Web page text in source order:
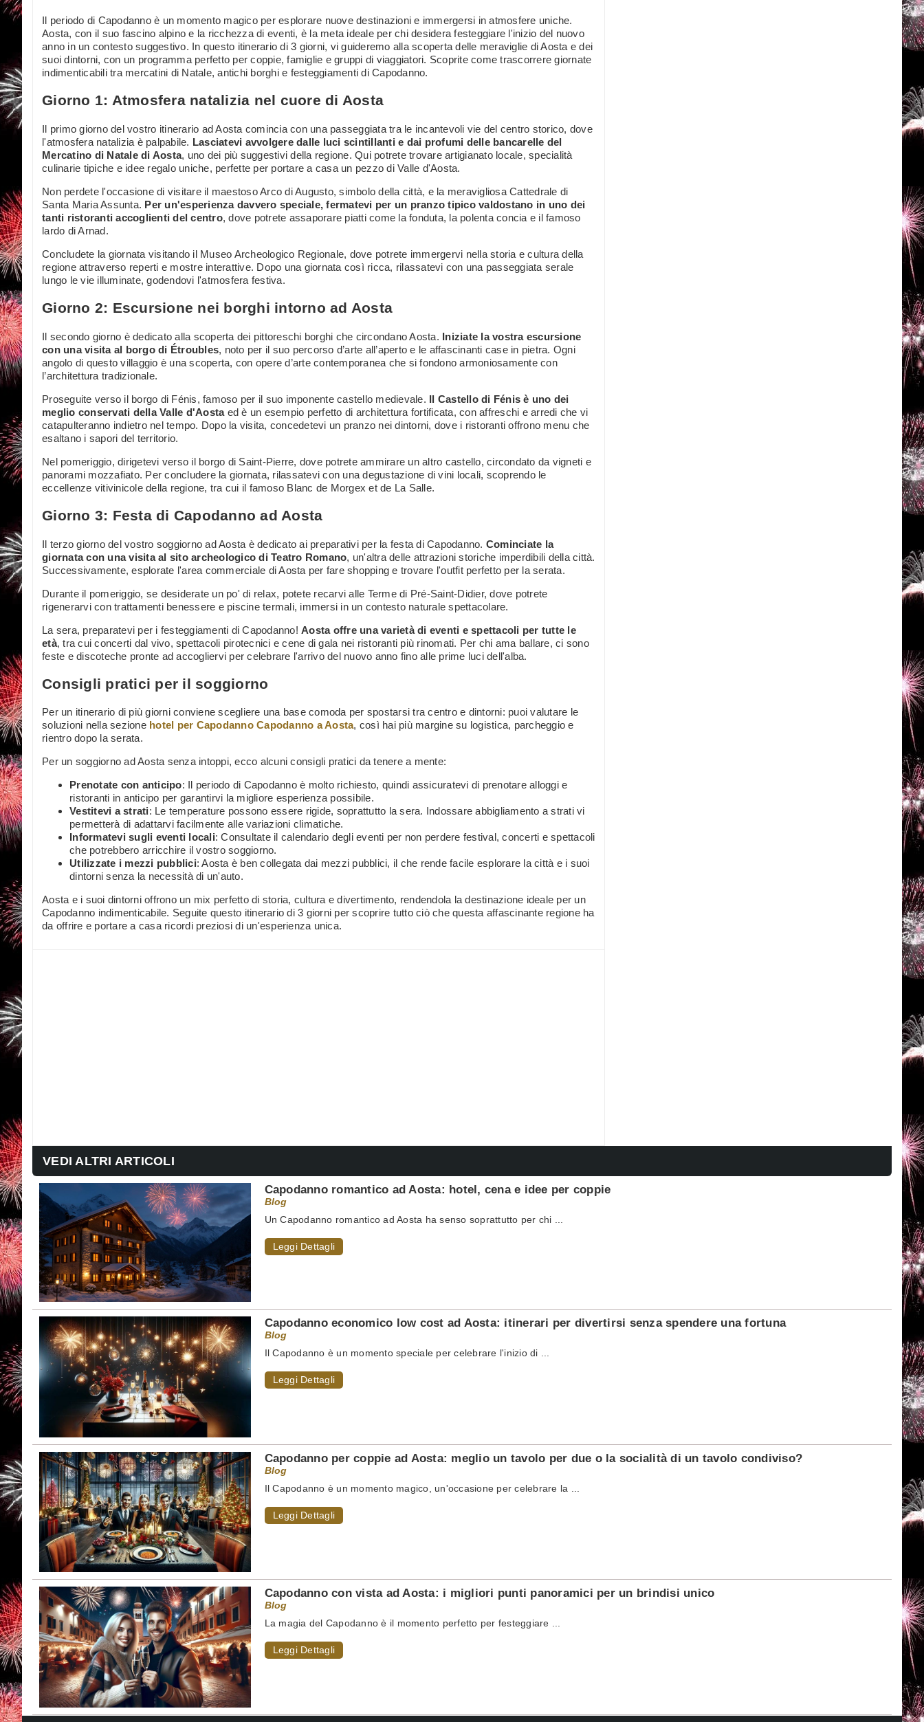
Il periodo di Capodanno è un momento magico per esplorare nuove destinazioni e immergersi in atmosfere uniche.
Aosta, con il suo fascino alpino e la ricchezza di eventi, è la meta ideale per chi desidera festeggiare l'inizio del nuovo
anno in un contesto suggestivo. In questo itinerario di 3 giorni, vi guideremo alla scoperta delle meraviglie di Aosta e dei
suoi dintorni, con un programma perfetto per coppie, famiglie e gruppi di viaggiatori. Scoprite come trascorrere giornate
indimenticabili tra mercatini di Natale, antichi borghi e festeggiamenti di Capodanno.
Giorno 1: Atmosfera natalizia nel cuore di Aosta
Il primo giorno del vostro itinerario ad Aosta comincia con una passeggiata tra le incantevoli vie del centro storico, dove
l'atmosfera natalizia è palpabile. Lasciatevi avvolgere dalle luci scintillanti e dai profumi delle bancarelle del
Mercatino di Natale di Aosta, uno dei più suggestivi della regione. Qui potrete trovare artigianato locale, specialità
culinarie tipiche e idee regalo uniche, perfette per portare a casa un pezzo di Valle d'Aosta.
Non perdete l'occasione di visitare il maestoso Arco di Augusto, simbolo della città, e la meravigliosa Cattedrale di
Santa Maria Assunta. Per un'esperienza davvero speciale, fermatevi per un pranzo tipico valdostano in uno dei
tanti ristoranti accoglienti del centro, dove potrete assaporare piatti come la fonduta, la polenta concia e il famoso
lardo di Arnad.
Concludete la giornata visitando il Museo Archeologico Regionale, dove potrete immergervi nella storia e cultura della
regione attraverso reperti e mostre interattive. Dopo una giornata così ricca, rilassatevi con una passeggiata serale
lungo le vie illuminate, godendovi l'atmosfera festiva.
Giorno 2: Escursione nei borghi intorno ad Aosta
Il secondo giorno è dedicato alla scoperta dei pittoreschi borghi che circondano Aosta. Iniziate la vostra escursione
con una visita al borgo di Étroubles, noto per il suo percorso d’arte all’aperto e le affascinanti case in pietra. Ogni
angolo di questo villaggio è una scoperta, con opere d’arte contemporanea che si fondono armoniosamente con
l’architettura tradizionale.
Proseguite verso il borgo di Fénis, famoso per il suo imponente castello medievale. Il Castello di Fénis è uno dei
meglio conservati della Valle d'Aostaed è un esempio perfetto di architettura fortificata, con affreschi e arredi che vi
catapulteranno indietro nel tempo. Dopo la visita, concedetevi un pranzo nei dintorni, dove i ristoranti offrono menu che
esaltano i sapori del territorio.
Nel pomeriggio, dirigetevi verso il borgo di Saint-Pierre, dove potrete ammirare un altro castello, circondato da vigneti e
panorami mozzafiato. Per concludere la giornata, rilassatevi con una degustazione di vini locali, scoprendo le
eccellenze vitivinicole della regione, tra cui il famoso Blanc de Morgex et de La Salle.
Giorno 3: Festa di Capodanno ad Aosta
Il terzo giorno del vostro soggiorno ad Aosta è dedicato ai preparativi per la festa di Capodanno. Cominciate la
giornata con una visita al sito archeologico di Teatro Romano, un'altra delle attrazioni storiche imperdibili della città.
Successivamente, esplorate l'area commerciale di Aosta per fare shopping e trovare l'outfit perfetto per la serata.
Durante il pomeriggio, se desiderate un po' di relax, potete recarvi alle Terme di Pré-Saint-Didier, dove potrete
rigenerarvi con trattamenti benessere e piscine termali, immersi in un contesto naturale spettacolare.
La sera, preparatevi per i festeggiamenti di Capodanno! Aosta offre una varietà di eventi e spettacoli per tutte le
età, tra cui concerti dal vivo, spettacoli pirotecnici e cene di gala nei ristoranti più rinomati. Per chi ama ballare, ci sono
feste e discoteche pronte ad accogliervi per celebrare l'arrivo del nuovo anno fino alle prime luci dell'alba.
Consigli pratici per il soggiorno
Per un itinerario di più giorni conviene scegliere una base comoda per spostarsi tra centro e dintorni: puoi valutare le
soluzioni nella sezione hotel per Capodanno Capodanno a Aosta, così hai più margine su logistica, parcheggio e
rientro dopo la serata.
Per un soggiorno ad Aosta senza intoppi, ecco alcuni consigli pratici da tenere a mente:
Prenotate con anticipo: Il periodo di Capodanno è molto richiesto, quindi assicuratevi di prenotare alloggi e
ristoranti in anticipo per garantirvi la migliore esperienza possibile.
Vestitevi a strati: Le temperature possono essere rigide, soprattutto la sera. Indossare abbigliamento a strati vi
permetterà di adattarvi facilmente alle variazioni climatiche.
Informatevi sugli eventi locali: Consultate il calendario degli eventi per non perdere festival, concerti e spettacoli
che potrebbero arricchire il vostro soggiorno.
Utilizzate i mezzi pubblici: Aosta è ben collegata dai mezzi pubblici, il che rende facile esplorare la città e i suoi
dintorni senza la necessità di un'auto.
Aosta e i suoi dintorni offrono un mix perfetto di storia, cultura e divertimento, rendendola la destinazione ideale per un
Capodanno indimenticabile. Seguite questo itinerario di 3 giorni per scoprire tutto ciò che questa affascinante regione ha
da offrire e portare a casa ricordi preziosi di un'esperienza unica.
VEDI ALTRI ARTICOLI
Capodanno romantico ad Aosta: hotel, cena e idee per coppie
Blog
Un Capodanno romantico ad Aosta ha senso soprattutto per chi ...
Leggi Dettagli
Capodanno economico low cost ad Aosta: itinerari per divertirsi senza spendere una fortuna
Blog
Il Capodanno è un momento speciale per celebrare l'inizio di ...
Leggi Dettagli
Capodanno per coppie ad Aosta: meglio un tavolo per due o la socialità di un tavolo condiviso?
Blog
Il Capodanno è un momento magico, un'occasione per celebrare la ...
Leggi Dettagli
Capodanno con vista ad Aosta: i migliori punti panoramici per un brindisi unico
Blog
La magia del Capodanno è il momento perfetto per festeggiare ...
Leggi Dettagli